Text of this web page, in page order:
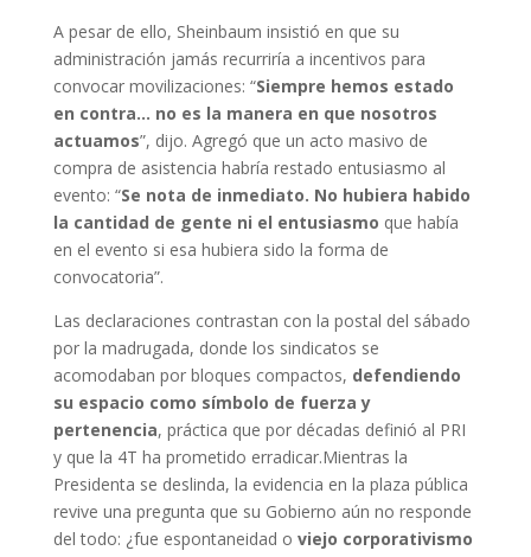
A pesar de ello, Sheinbaum insistió en que su
administración jamás recurriría a incentivos para
convocar movilizaciones: “Siempre hemos estado
en contra… no es la manera en que nosotros
actuamos”, dijo. Agregó que un acto masivo de
compra de asistencia habría restado entusiasmo al
evento: “Se nota de inmediato. No hubiera habido
la cantidad de gente ni el entusiasmo que había
en el evento si esa hubiera sido la forma de
convocatoria”.
Las declaraciones contrastan con la postal del sábado
por la madrugada, donde los sindicatos se
acomodaban por bloques compactos, defendiendo
su espacio como símbolo de fuerza y
pertenencia, práctica que por décadas definió al PRI
y que la 4T ha prometido erradicar.Mientras la
Presidenta se deslinda, la evidencia en la plaza pública
revive una pregunta que su Gobierno aún no responde
del todo: ¿fue espontaneidad o viejo corporativismo